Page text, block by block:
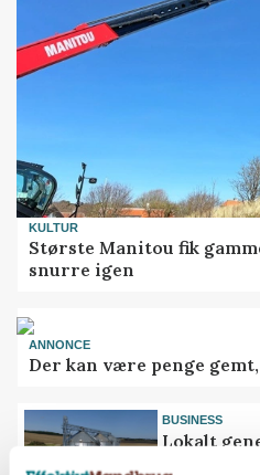
KULTUR
Største Manitou fik
snurre igen
ANNONCE
Der kan være penge
BUSINESS
Lokalt
midtjysk